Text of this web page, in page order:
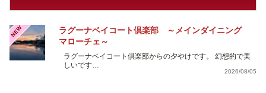
NEW
ラグーナベイコート倶楽部 ～メインダイニング
マローチェ～
ラグーナベイコート倶楽部からの夕やけです。 幻想的で美
しいです…
2026/08/05